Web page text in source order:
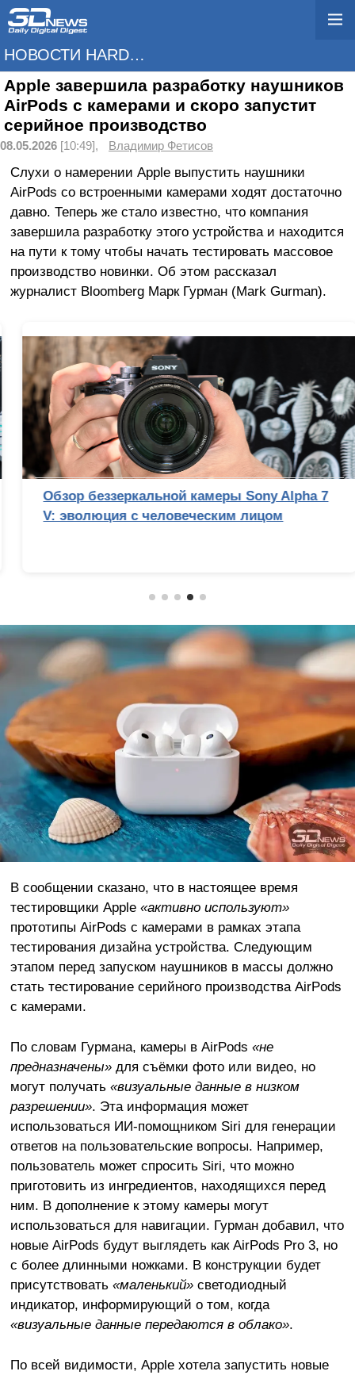
НОВОСТИ HARDWARE
Apple завершила разработку наушников
AirPods с камерами и скоро запустит
серийное производство
08.05.2026 [10:49], Владимир Фетисов
Слухи о намерении Apple выпустить наушники
AirPods со встроенными камерами ходят достаточно
давно. Теперь же стало известно, что компания
завершила разработку этого устройства и находится
на пути к тому чтобы начать тестировать массовое
производство новинки. Об этом рассказал
журналист Bloomberg Марк Гурман (Mark Gurman).
Обзор беззеркальной камеры Sony Alpha 7
V: эволюция с человеческим лицом
В сообщении сказано, что в настоящее время
тестировщики Apple «активно используют»
прототипы AirPods с камерами в рамках этапа
тестирования дизайна устройства. Следующим
этапом перед запуском наушников в массы должно
стать тестирование серийного производства AirPods
с камерами.
По словам Гурмана, камеры в AirPods «не
предназначены»для съёмки фото или видео, но
могут получать «визуальные данные в низком
разрешении». Эта информация может
использоваться ИИ-помощником Siri для генерации
ответов на пользовательские вопросы. Например,
пользователь может спросить Siri, что можно
приготовить из ингредиентов, находящихся перед
ним. В дополнение к этому камеры могут
использоваться для навигации. Гурман добавил, что
новые AirPods будут выглядеть как AirPods Pro 3, но
с более длинными ножками. В конструкции будет
присутствовать «маленький»светодиодный
индикатор, информирующий о том, когда
«визуальные данные передаются в облако».
По всей видимости, Apple хотела запустить новые